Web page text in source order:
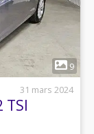
9
31 mars 2024
TSI